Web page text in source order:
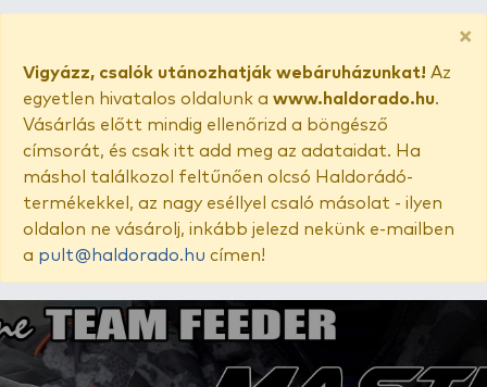
×
Vigyázz, csalók utánozhatják webáruházunkat! Az
egyetlen hivatalos oldalunk a www.haldorado.hu.
Vásárlás előtt mindig ellenőrizd a böngésző
címsorát, és csak itt add meg az adataidat. Ha
máshol találkozol feltűnően olcsó Haldorádó-
termékekkel, az nagy eséllyel csaló másolat - ilyen
oldalon ne vásárolj, inkább jelezd nekünk e-mailben
a pult@haldorado.hu címen!